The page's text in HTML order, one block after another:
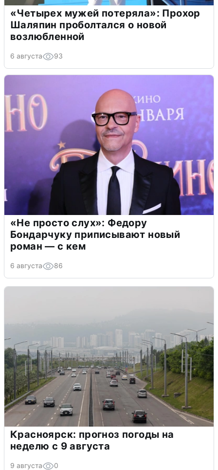
«Четырех мужей потеряла»: Прохор
Шаляпин проболтался о новой
возлюбленной
6 августа 93
«Не просто слух»: Федору
Бондарчуку приписывают новый
роман — с кем
6 августа 86
Красноярск: прогноз погоды на
неделю с 9 августа
9 августа 0